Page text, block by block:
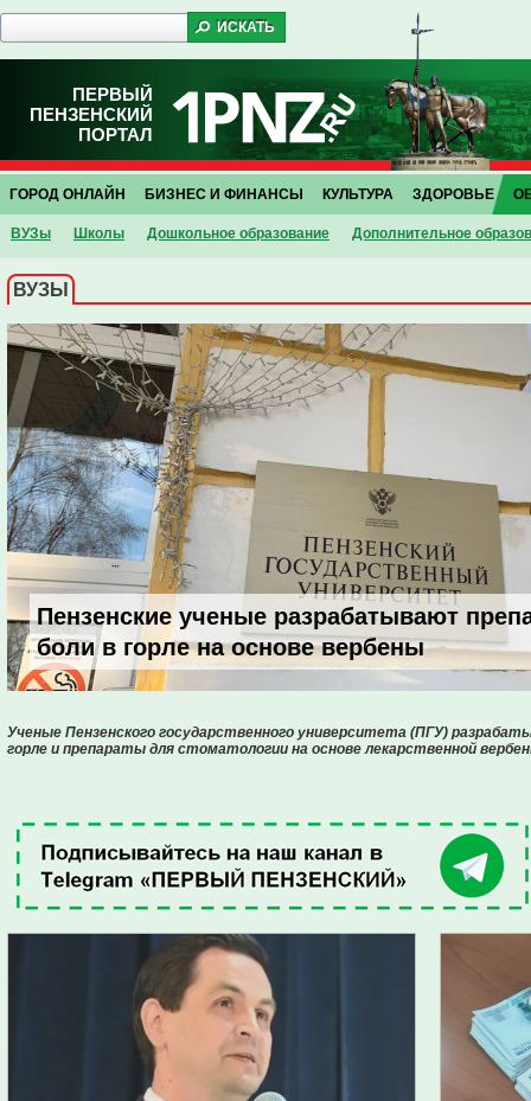
ПЕРВЫЙ
ПЕНЗЕНСКИЙ
ПОРТАЛ
ГОРОД ОНЛАЙН БИЗНЕС И ФИНАНСЫ КУЛЬТУРА ЗДОРОВЬЕ
ВУЗы Школы Дошкольное образование Дополнительное
ВУЗЫ
Пензенские ученые разрабатывают
боли в горле на основе вербены
Ученые Пензенского государственного университета (ПГУ)
горле и препараты для стоматологии на основе лекарственной